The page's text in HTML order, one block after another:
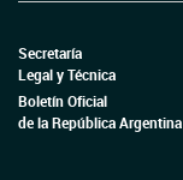
Secretaría
Legal y Técnica
Boletín Oficial
de la República Argentina